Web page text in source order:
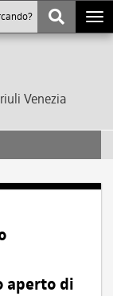
Venezia
aperto di